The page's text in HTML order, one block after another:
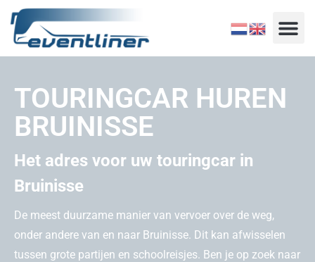
TOURINGCAR HUREN
BRUINISSE
Het adres voor uw touringcar in
Bruinisse
De meest duurzame manier van vervoer over de weg,
onder andere van en naar Bruinisse. Dit kan afwisselen
tussen grote partijen en schoolreisjes. Ben je op zoek naar